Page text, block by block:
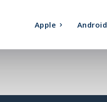
Apple Android